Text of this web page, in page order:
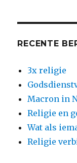
RECENTE
3x religie
Macron in
Religie en
Wat als
Religie